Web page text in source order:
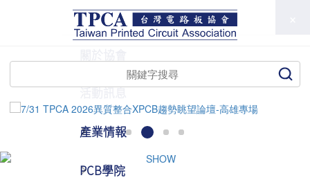
TPCA
活動訊息
產業情報
PCB學院